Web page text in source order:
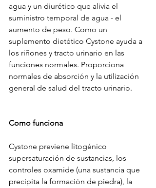
agua y un diurético que alivia el
suministro temporal de agua - el
aumento de peso. Como un
suplemento dietético Cystone ayuda a
los riñones y tracto urinario en las
funciones normales. Proporciona
normales de absorción y la utilización
general de salud del tracto urinario.
Como funciona
Cystone previene litogénico
supersaturación de sustancias, los
controles oxamide (una sustancia que
precipita la formación de piedra), la